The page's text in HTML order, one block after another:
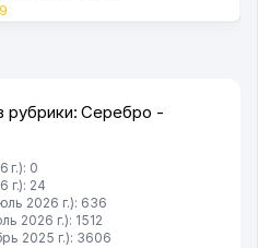
рубрики: Серебро -
г.): 0
г.): 24
2026 г.): 636
2026 г.): 1512
2025 г.): 3606